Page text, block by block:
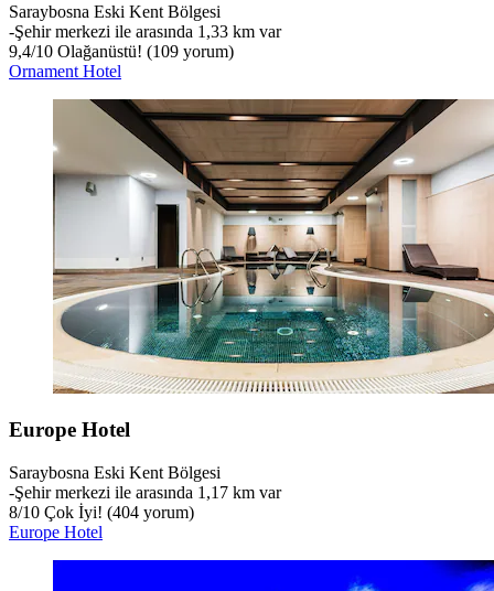
Saraybosna Eski Kent Bölgesi
‐Şehir merkezi ile arasında 1,33 km var
9,4/10 Olağanüstü! (109 yorum)
Ornament Hotel
Europe Hotel
Saraybosna Eski Kent Bölgesi
‐Şehir merkezi ile arasında 1,17 km var
8/10 Çok İyi! (404 yorum)
Europe Hotel